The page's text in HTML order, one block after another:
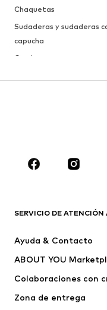
Chaquetas
Sudaderas y sudaderas
capucha
Camisetas
ROPA
Camisetas
Pantalones
Ropa interior
Trajes y chaquetas
SERVICIO DE
Ayuda & Contacto
ABOUT YOU
Colaboraciones con
Zona de entrega